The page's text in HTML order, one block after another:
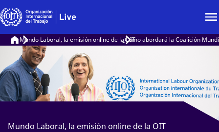
Mundo Laboral, la emisión online de la OIT¿Cómo abordará la Coalición
Mundo Laboral, la emisión online de la OIT